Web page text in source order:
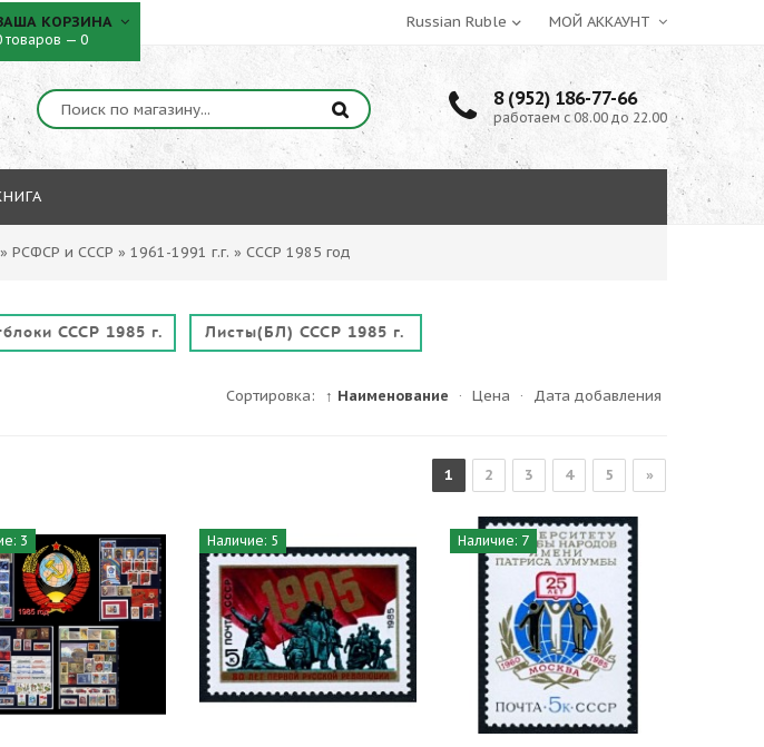
МОЙ АККАУНТ
8 (952) 186-77-66
работаем с 08.00 до 22.00
КОРЗИНА
товаров — 0
» РСФСР и СССР » 1961-1991 г.г. » СССР 1985 год
СССР 1985 г. Листы(БЛ) СССР 1985 г.
Сортировка: ↑ Наименование · Цена · Дата добавления
1 2 3 4 5 »
3 Наличие: 5 Наличие: 7